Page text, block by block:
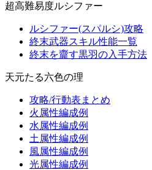
超高難易度ルシファー
ルシファー(スパルシ)攻略
終末武器スキル性能一覧
終末を齎す黒羽の入手方法
天元たる六色の理
攻略/行動表まとめ
火属性編成例
水属性編成例
土属性編成例
風属性編成例
光属性編成例